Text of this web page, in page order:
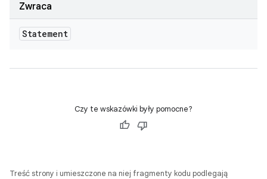
Zwraca
Statement
Czy te wskazówki były pomocne?
Treść strony i umieszczone na niej fragmenty kodu podlegają